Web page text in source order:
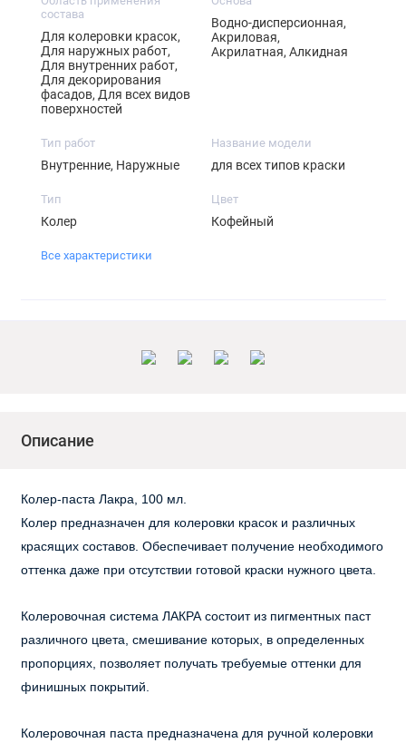
состава
Для колеровки красок,
Для наружных работ,
Для внутренних работ,
Для декорирования
фасадов, Для всех видов
поверхностей
Водно-дисперсионная,
Акриловая,
Акрилатная, Алкидная
Тип работ
Внутренние, Наружные
Название модели
для всех типов краски
Тип
Колер
Цвет
Кофейный
Все характеристики
Описание
Колер-паста Лакра, 100 мл.
Колер предназначен для колеровки красок и различных
красящих составов. Обеспечивает получение необходимого
оттенка даже при отсутствии готовой краски нужного цвета.
Колеровочная система ЛАКРА состоит из пигментных паст
различного цвета, смешивание которых, в определенных
пропорциях, позволяет получать требуемые оттенки для
финишных покрытий.
Колеровочная паста предназначена для ручной колеровки